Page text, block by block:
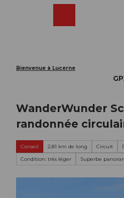
Bienvenue à Lucerne
WanderWunder
randonnée
Conseil 2,81 km de long Circuit
Condition: très léger
Superbe